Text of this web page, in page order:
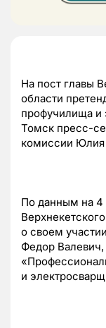
На пост главы
области
профучилища и
Томск пресс-
комиссии Юлия
По данным на 4
о своем
Федор
и